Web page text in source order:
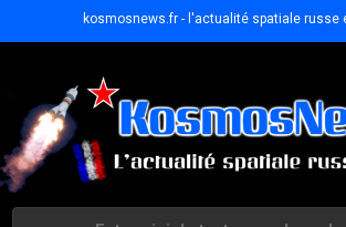
kosmosnews.fr - l'actualité spatiale russe